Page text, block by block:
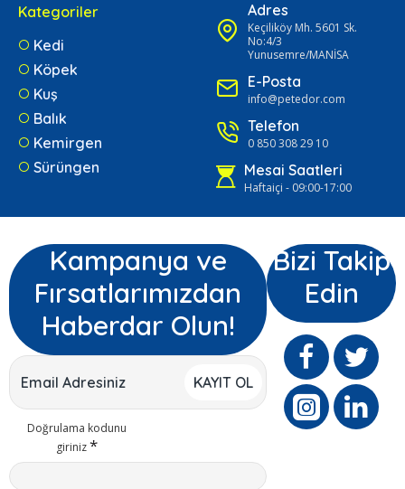
Kategoriler
Kedi
Köpek
Kuş
Balık
Kemirgen
Sürüngen
Adres
Keçiliköy Mh. 5601 Sk.
No:4/3
Yunusemre/MANİSA
E-Posta
info@petedor.com
Telefon
0 850 308 29 10
Mesai Saatleri
Haftaiçi - 09:00-17:00
Kampanya ve
Fırsatlarımızdan
Haberdar Olun!
KAYIT OL
Doğrulama kodunu
giriniz
Bizi Takip
Edin